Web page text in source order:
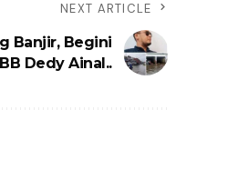
NEXT ARTICLE
Banjir, Begini
Dedy Ainal..